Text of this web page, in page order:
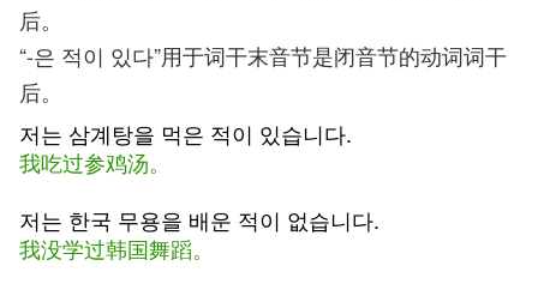
后。
“-은 적이 있다”用于词干末音节是闭音节的动词词干
后。
저는 삼계탕을 먹은 적이 있습니다.
我吃过参鸡汤。
저는 한국 무용을 배운 적이 없습니다.
我没学过韩国舞蹈。